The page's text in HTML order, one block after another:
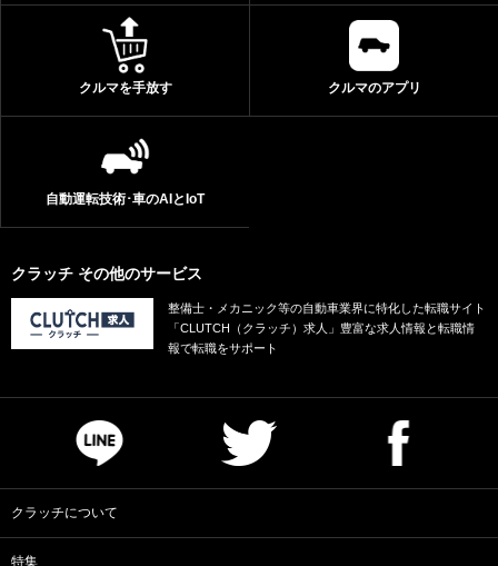
クルマを手放す クルマのアプリ
自動運転技術･車のAIとIoT
クラッチ その他のサービス
整備士・メカニック等の自動車業界に特化した転職サイト
「CLUTCH（クラッチ）求人」豊富な求人情報と転職情
報で転職をサポート
クラッチについて
特集